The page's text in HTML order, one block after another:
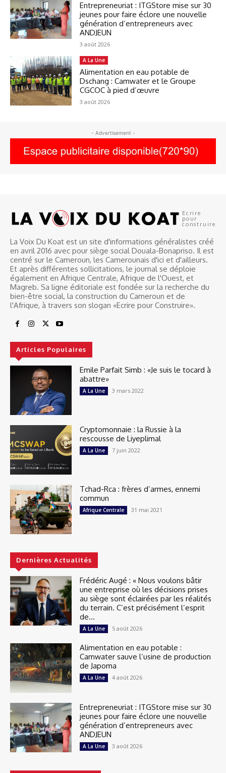
Entrepreneuriat : ITGStore mise sur 30
jeunes pour faire éclore une nouvelle
génération d’entrepreneurs avec
ANDJEUN
3 août 2026
A La Une
Alimentation en eau potable de
Dschang : Camwater et le Groupe
CGCOC à pied d’œuvre
3 août 2026
- Advertisement -
Ecrire
pour
construire
La Voix Du Koat est un site d'informations généralistes créé
en avril 2016 avec pour siège social Douala-Bonapriso. Il est
centré sur le Cameroun, les Camerounais d'ici et d'ailleurs.
Et après différentes sollicitations, le journal se déploie
également en Afrique Centrale, Afrique de l'Ouest, et
Magreb. Sa ligne éditoriale est fondée sur la recherche du
bien-être social, la construction du Cameroun et de
l'Afrique, à travers son slogan «Ecrire pour Construire».
Articles Populaires
Emile Parfait Simb : «Je suis le tocard à
abattre»
A La Une 3 mars 2022
Cryptomonnaie : la Russie à la
rescousse de Liyeplimal
A La Une 7 juin 2022
Tchad-Rca : frères d’armes, ennemi
commun
Afrique Centrale 31 mai 2021
Dernières Actualités
Frédéric Augé : « Nous voulons bâtir
une entreprise où les décisions prises
au siège sont éclairées par les réalités
du terrain. C’est précisément l’esprit
de...
A La Une 5 août 2026
Alimentation en eau potable :
Camwater sauve l’usine de production
de Japoma
A La Une 4 août 2026
Entrepreneuriat : ITGStore mise sur 30
jeunes pour faire éclore une nouvelle
génération d’entrepreneurs avec
ANDJEUN
A La Une 3 août 2026